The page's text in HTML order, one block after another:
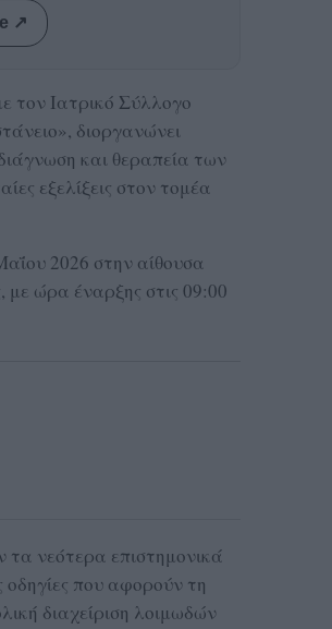
↗
τον Ιατρικό Σύλλογο
διοργανώνει
και θεραπεία των
εξελίξεις στον τομέα
2026 στην αίθουσα
ώρα έναρξης στις 09:00
τα νεότερα επιστημονικά
οδηγίες που αφορούν τη
διαχείριση λοιμωδών